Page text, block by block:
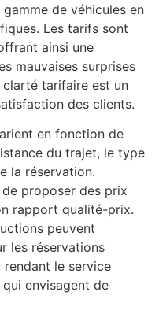
de véhicules en
Les tarifs sont
ainsi une
mauvaises surprises
tarifaire est un
des clients.
en fonction de
du trajet, le type
la réservation.
de proposer des prix
rapport qualité-prix.
peuvent
les réservations
rendant le service
envisagent de